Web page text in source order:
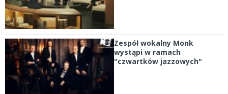
Zespół wokalny Monk
wystąpi w ramach
"czwartków jazzowych"